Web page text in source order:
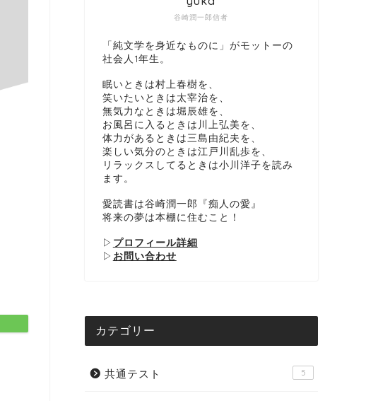
谷崎潤一郎信者
「純文学を身近なものに」がモットーの
社会人1年生。
眠いときは村上春樹を、
笑いたいときは太宰治を、
無気力なときは堀辰雄を、
お風呂に入るときは川上弘美を、
体力があるときは三島由紀夫を、
楽しい気分のときは江戸川乱歩を、
リラックスしてるときは小川洋子を読み
ます。
愛読書は谷崎潤一郎『痴人の愛』
将来の夢は本棚に住むこと！
▷ プロフィール詳細
▷ お問い合わせ
カテゴリー
共通テスト 5